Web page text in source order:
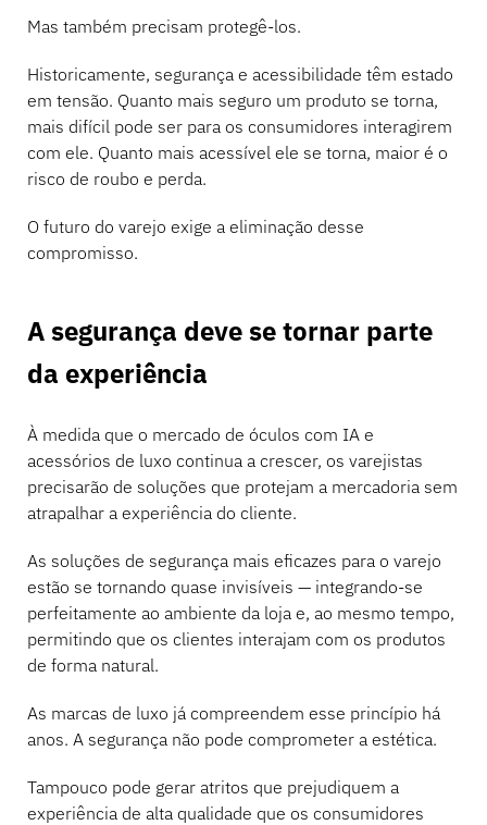
Mas também precisam protegê-los.
Historicamente, segurança e acessibilidade têm estado
em tensão. Quanto mais seguro um produto se torna,
mais difícil pode ser para os consumidores interagirem
com ele. Quanto mais acessível ele se torna, maior é o
risco de roubo e perda.
O futuro do varejo exige a eliminação desse
compromisso.
A segurança deve se tornar parte
da experiência
À medida que o mercado de óculos com IA e
acessórios de luxo continua a crescer, os varejistas
precisarão de soluções que protejam a mercadoria sem
atrapalhar a experiência do cliente.
As soluções de segurança mais eficazes para o varejo
estão se tornando quase invisíveis — integrando-se
perfeitamente ao ambiente da loja e, ao mesmo tempo,
permitindo que os clientes interajam com os produtos
de forma natural.
As marcas de luxo já compreendem esse princípio há
anos. A segurança não pode comprometer a estética.
Tampouco pode gerar atritos que prejudiquem a
experiência de alta qualidade que os consumidores